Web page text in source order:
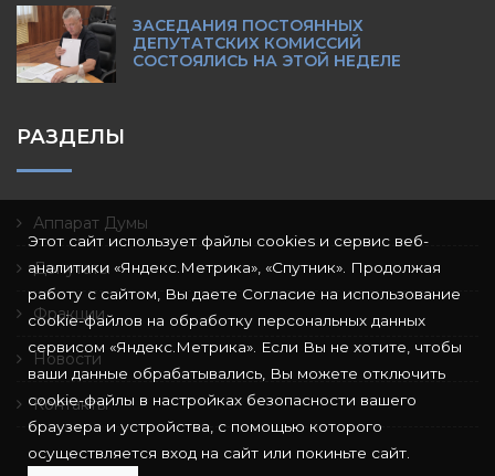
ЗАСЕДАНИЯ ПОСТОЯННЫХ
ДЕПУТАТСКИХ КОМИССИЙ
СОСТОЯЛИСЬ НА ЭТОЙ НЕДЕЛЕ
РАЗДЕЛЫ
Аппарат Думы
Депутаты
Фракции
Новости
Контакты
Этот сайт использует файлы cookies и сервис веб-
аналитики «Яндекс.Метрика», «Спутник». Продолжая
работу с сайтом, Вы даете Согласие на использование
cookie-файлов на обработку персональных данных
сервисом «Яндекс.Метрика». Если Вы не хотите, чтобы
ваши данные обрабатывались, Вы можете отключить
cookie-файлы в настройках безопасности вашего
браузера и устройства, с помощью которого
осуществляется вход на сайт или покиньте сайт.